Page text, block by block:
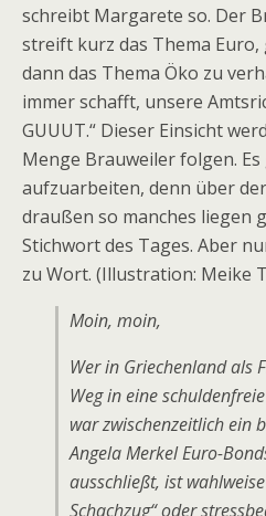
schreibt Margarete so. Der
streift kurz das Thema
dann das Thema Öko zu
immer schafft, unsere
GUUUT.“ Dieser Einsicht
Menge Brauweiler folgen.
aufzuarbeiten, denn über der
draußen so manches liegen
Stichwort des Tages. Aber
zu Wort. (Illustration: Meike
Moin, moin,
Wer in Griechenland als
Weg in eine
war zwischenzeitlich ein
Angela Merkel Euro-
ausschließt, ist
Schachzug“ oder